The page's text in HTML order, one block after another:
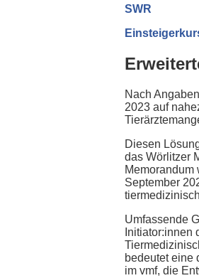
SWR
Nach
2023 auf
Diesen
das Wörlitzer
September
Umfassende
Initiator:innen
bedeutet eine
im vmf, die